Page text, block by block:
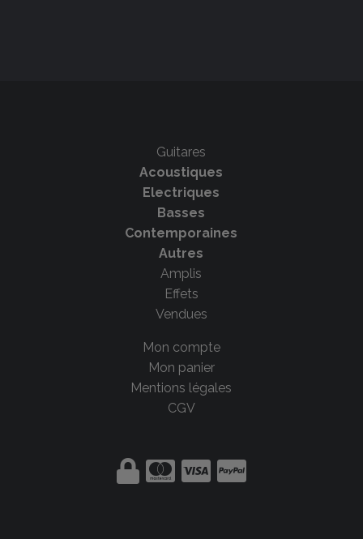
Guitares
Acoustiques
Electriques
Basses
Contemporaines
Autres
Amplis
Effets
Vendues
Mon compte
Mon panier
Mentions légales
CGV